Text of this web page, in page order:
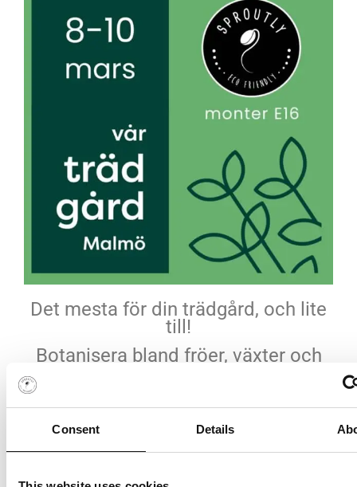
Consent Details
Det mesta för din trädgård, och lite
till!
Botanisera bland fröer, växter och
redskap. Möt kunniga utställare och
scenen.
Annika Christensen,
trädgårdsfotograf, groddexpert och